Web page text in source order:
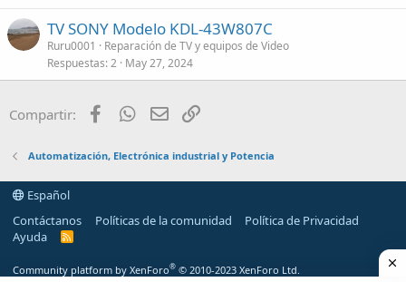
TV SONY Modelo KDL-43W807C
Ruru0001
Reparación de TV y equipos de Video
Respuestas 2 May 27, 2024
Compartir: FacebookWhatsApp
Email
Automatización, Electrónica industrial y Potencia
Español
Contáctanos
Políticas de la comunidad
Política de Privacidad
Ayuda
R
Community platform by XenForo® © 2010-2023 XenForo Ltd.